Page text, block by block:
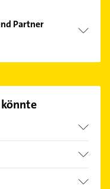
Partner
könnte